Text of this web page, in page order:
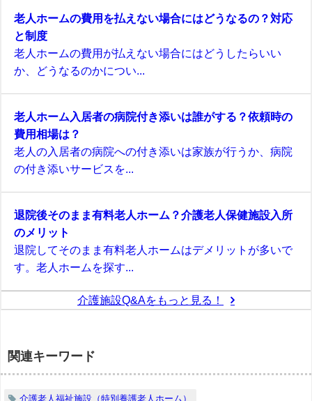
老人ホームの費用を払えない場合にはどうなるの？対応
と制度
老人ホームの費用が払えない場合にはどうしたらいい
か、どうなるのかについ...
老人ホーム入居者の病院付き添いは誰がする？依頼時の
費用相場は？
老人の入居者の病院への付き添いは家族が行うか、病院
の付き添いサービスを...
退院後そのまま有料老人ホーム？介護老人保健施設入所
のメリット
退院してそのまま有料老人ホームはデメリットが多いで
す。老人ホームを探す...
介護施設Q&Aをもっと見る！
関連キーワード
介護老人福祉施設（特別養護老人ホーム）